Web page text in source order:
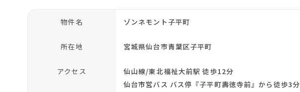
物件名 ゾンネモント子平町
所在地 宮城県仙台市青葉区子平町
アクセス
仙山線/東北福祉大前駅 徒歩12分
仙台市営バス バス停『子平町壽徳寺前』から徒歩3分